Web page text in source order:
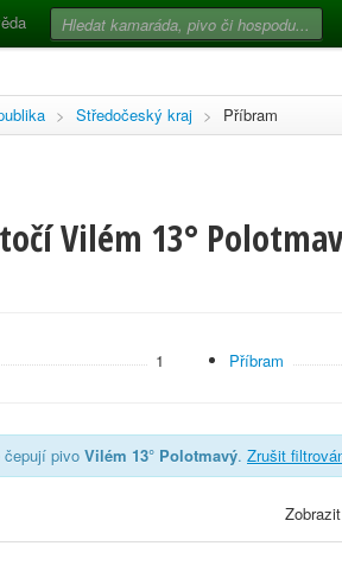
> Středočeský kraj > Příbram
Vilém 13°
1 Příbram
čepují pivo Vilém 13° Polotmavý. Zrušit